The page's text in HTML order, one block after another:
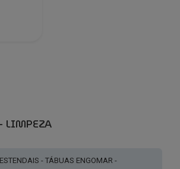
LIMPEZA
- TÁBUAS ENGOMAR -